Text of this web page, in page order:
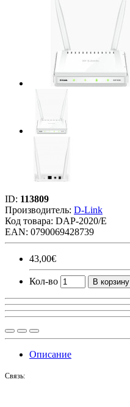
ID: 113809
Производитель: D-Link
Код товара: DAP-2020/E
EAN: 0790069428739
43,00€
Кол-во В корзину
Описание
Связь: